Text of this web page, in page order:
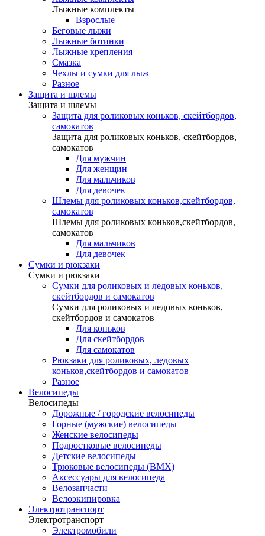
Лыжные комплекты
Взрослые
Беговые лыжи
Лыжные ботинки
Лыжные крепления
Смазка
Чехлы и сумки для лыж
Разное
Защита и шлемы
Защита и шлемы
Защита для роликовых коньков, скейтбордов,
самокатов
Защита для роликовых коньков, скейтбордов,
самокатов
Для мужчин
Для женщин
Для мальчиков
Для девочек
Шлемы для роликовых коньков,скейтбордов,
самокатов
Шлемы для роликовых коньков,скейтбордов,
самокатов
Для мальчиков
Для девочек
Сумки и рюкзаки
Сумки и рюкзаки
Сумки для роликовых и ледовых коньков,
скейтбордов и самокатов
Сумки для роликовых и ледовых коньков,
скейтбордов и самокатов
Для коньков
Для скейтбордов
Для самокатов
Рюкзаки для роликовых, ледовых
коньков,скейтбордов и самокатов
Разное
Велосипеды
Велосипеды
Дорожные / городские велосипеды
Горные (мужские) велосипеды
Женские велосипеды
Подростковые велосипеды
Детские велосипеды
Трюковые велосипеды (BMX)
Аксессуары для велосипеда
Велозапчасти
Велоэкипировка
Электротранспорт
Электротранспорт
Электромобили